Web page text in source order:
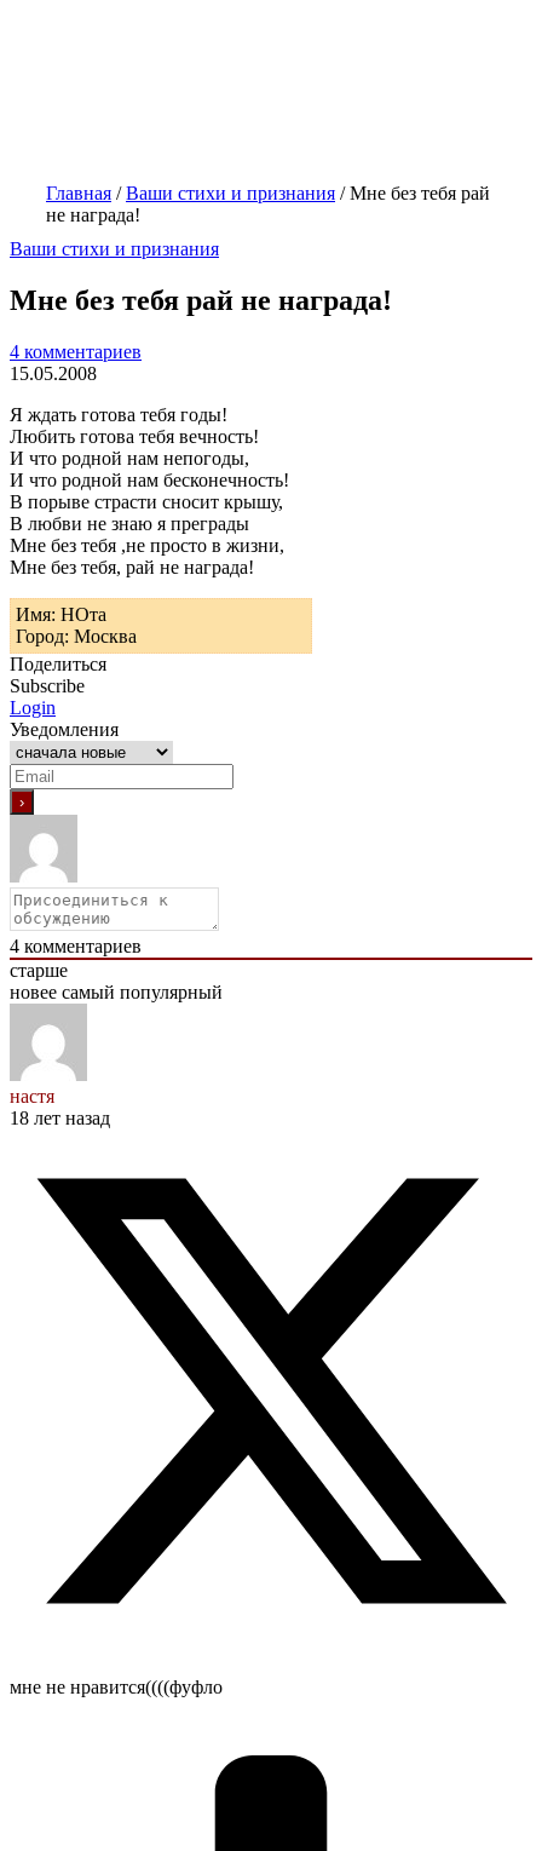
Главная /Ваши стихи и признания /Мне без тебя рай
не награда!
Ваши стихи и признания
Мне без тебя рай не награда!
4 комментариев
15.05.2008
Я ждать готова тебя годы!
Любить готова тебя вечность!
И что родной нам непогоды,
И что родной нам бесконечность!
В порыве страсти сносит крышу,
В любви не знаю я преграды
Мне без тебя ,не просто в жизни,
Мне без тебя, рай не награда!
Имя: НОта
Город: Москва
Поделиться
Subscribe
Login
Уведомления
4 комментариев
старше
новее самый популярный
настя
18 лет назад
мне не нравится((((фуфло